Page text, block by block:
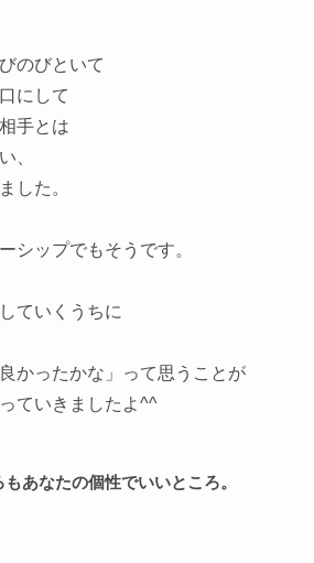
のびといて
にして
手とは
、
した。
シップでもそうです。
ていくうちに
かったかな」って思うことが
ていきましたよ^^
あなたの個性でいいところ。